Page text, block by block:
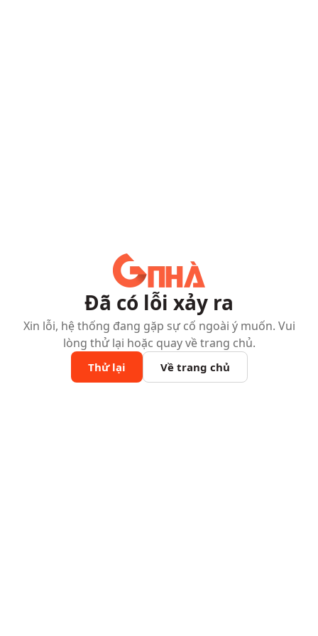
Đã có lỗi xảy ra
Xin lỗi, hệ thống đang gặp sự cố ngoài ý muốn. Vui
lòng thử lại hoặc quay về trang chủ.
Thử lại Về trang chủ